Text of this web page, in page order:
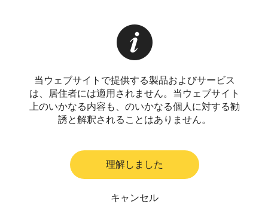
当ウェブサイトで提供する製品およびサービス
は、居住者には適用されません。当ウェブサイト
上のいかなる内容も、のいかなる個人に対する勧
誘と解釈されることはありません。
理解しました
キャンセル